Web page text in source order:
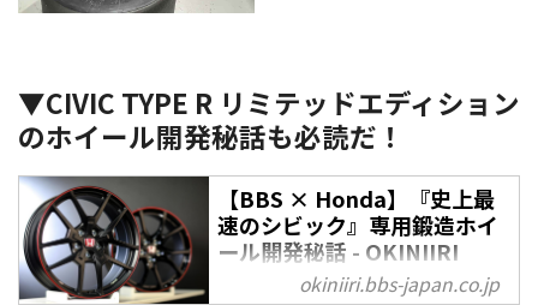
▼CIVIC TYPE R リミテッドエディション
のホイール開発秘話も必読だ！
【BBS × Honda】『史上最
速のシビック』専用鍛造ホイ
ール開発秘話 - OKINIIRI
ドライバーが意のままに操れる究
okiniiri.bbs-japan.co.jp